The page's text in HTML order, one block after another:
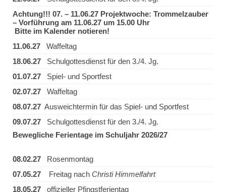
Achtung!!! 07. – 11.06.27 Projektwoche: Trommelzauber
– Vorführung am 11.06.27 um 15.00 Uhr
Bitte im Kalender notieren!
11.06.27 Waffeltag
18.06.27 Schulgottesdienst für den 3./4. Jg.
01.07.27 Spiel- und Sportfest
02.07.27 Waffeltag
08.07.27 Ausweichtermin für das Spiel- und Sportfest
09.07.27 Schulgottesdienst für den 3./4. Jg.
Bewegliche Ferientage im Schuljahr 2026/27
08.02.27 Rosenmontag
07.05.27 Freitag nach Christi Himmelfahrt
18.05.27 offizieller Pfingstferientag